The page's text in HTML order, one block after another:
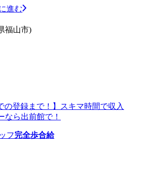
進む
福山市)
の登録まで！】スキマ時間で収入
なら出前館で！
フ完全歩合給